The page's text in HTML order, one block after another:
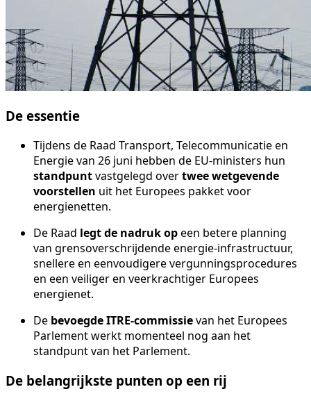
De essentie
Tijdens de Raad Transport, Telecommunicatie en
Energie van 26 juni hebben de EU-ministers hun
standpuntvastgelegd overtwee wetgevende
voorstellen uit het Europees pakket voor
energienetten.
De Raad legt de nadruk opeen betere planning
van grensoverschrijdende energie-infrastructuur,
snellere en eenvoudigere vergunningsprocedures
en een veiliger en veerkrachtiger Europees
energienet.
De bevoegde ITRE-commissievan het Europees
Parlement werkt momenteel nog aan het
standpunt van het Parlement.
De belangrijkste punten op een rij